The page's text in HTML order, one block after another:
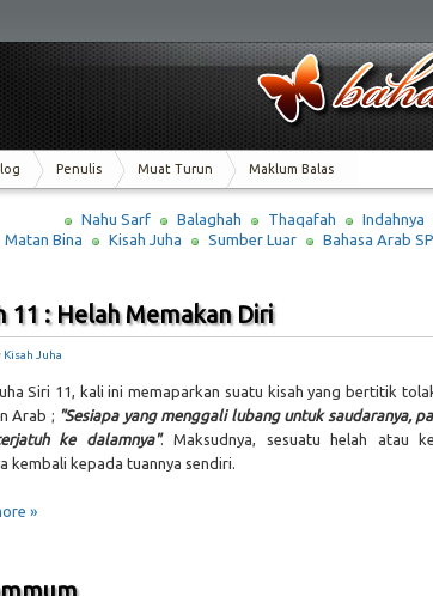
Penulis Muat Turun Maklum Balas
Nahu Sarf Balaghah Thaqafah Indahnya
Matan Bina
Kisah Juha Sumber Luar Bahasa Arab
11 : Helah Memakan Diri
Kisah Juha
Siri 11, kali ini memaparkan suatu kisah yang bertitik
Arab ; "Sesiapa yang menggali lubang untuk saudaranya,
ke dalamnya". Maksudnya, sesuatu helah atau
kembali kepada tuannya sendiri.
»